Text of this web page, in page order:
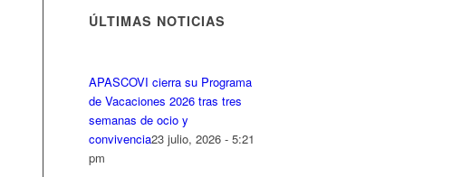
ÚLTIMAS NOTICIAS
APASCOVI cierra su Programa
de Vacaciones 2026 tras tres
semanas de ocio y
convivencia23 julio, 2026 - 5:21
pm